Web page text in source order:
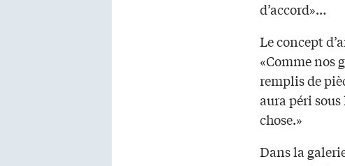
d’accord»…
Le concept
«Comme nos
remplis de
aura péri
chose.»
Dans la